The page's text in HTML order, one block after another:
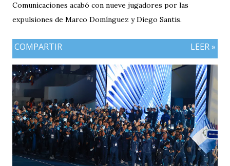
Comunicaciones acabó con nueve jugadores por las
expulsiones de Marco Domínguez y Diego Santis.
COMPARTIR LEER »